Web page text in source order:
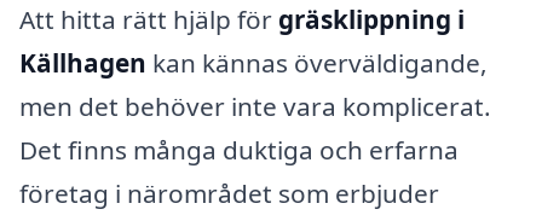
Att hitta rätt hjälp för gräsklippning i
Källhagen kan kännas överväldigande,
men det behöver inte vara komplicerat.
Det finns många duktiga och erfarna
företag i närområdet som erbjuder